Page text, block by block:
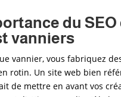
du
vanniers
vannier, vous fabriquez
rotin. Un site web bien
de mettre en avant vos